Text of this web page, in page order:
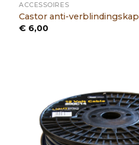
ACCESSOIRES
Castor anti-verblindingskap
€ 6,00